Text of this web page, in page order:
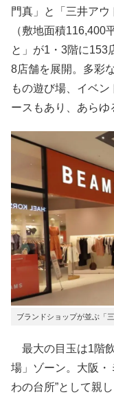
門真」と「三井ア
（敷地面積116,400
と」が1・3階に153
8店舗を展開。多彩
もの遊び場、イベ
ースもあり、あらゆ
ブランドショップが並ぶ「
最大の目玉は1階
場」ゾーン。大阪・
わの台所”として親